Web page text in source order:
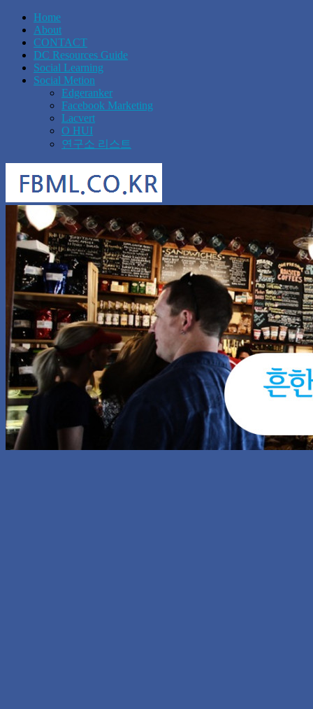
Home
About
CONTACT
DC Resources Guide
Social Learning
Social Metion
Edgeranker
Facebook Marketing
Lacvert
O HUI
연구소 리스트